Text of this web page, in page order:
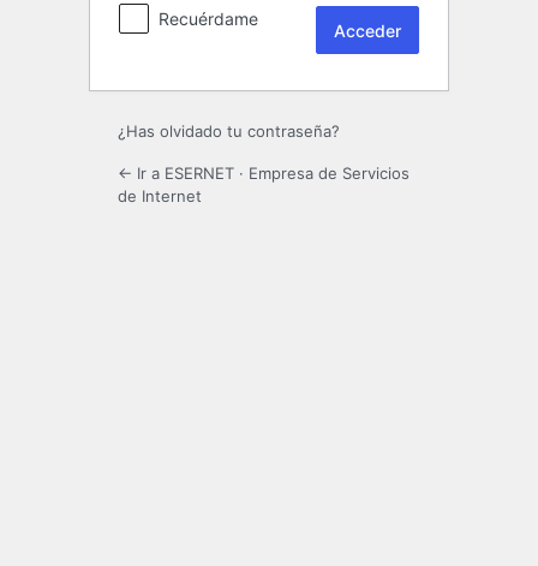
Recuérdame
¿Has olvidado tu contraseña?
← Ir a ESERNET · Empresa de Servicios
de Internet